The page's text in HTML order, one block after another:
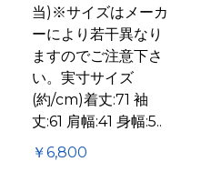
当)※サイズはメーカ
ーにより若干異なり
ますのでご注意下さ
い。実寸サイズ
(約/cm)着丈:71 袖
丈:61 肩幅:41 身幅:5..
￥6,800